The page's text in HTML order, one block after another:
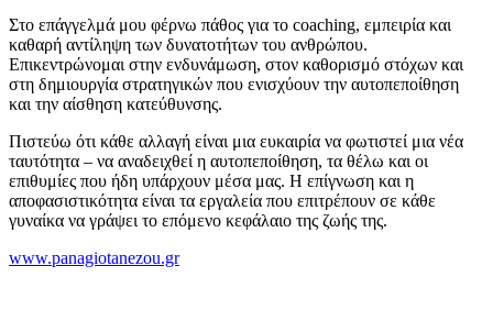
Στο επάγγελμά μου φέρνω πάθος για το coaching, εμπειρία και
καθαρή αντίληψη των δυνατοτήτων του ανθρώπου.
Επικεντρώνομαι στην ενδυνάμωση, στον καθορισμό στόχων και
στη δημιουργία στρατηγικών που ενισχύουν την αυτοπεποίθηση
και την αίσθηση κατεύθυνσης.
Πιστεύω ότι κάθε αλλαγή είναι μια ευκαιρία να φωτιστεί μια νέα
ταυτότητα – να αναδειχθεί η αυτοπεποίθηση, τα θέλω και οι
επιθυμίες που ήδη υπάρχουν μέσα μας. Η επίγνωση και η
αποφασιστικότητα είναι τα εργαλεία που επιτρέπουν σε κάθε
γυναίκα να γράψει το επόμενο κεφάλαιο της ζωής της.
www.panagiotanezou.gr